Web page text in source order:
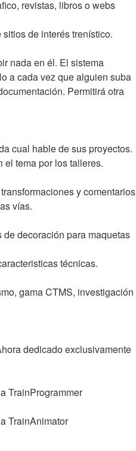
revistas, libros o webs
de interés trenístico.
nada en él. El sistema
a cada vez que alguien suba
Permitirá otra
cual hable de sus proyectos.
tema por los talleres.
y comentarios
vías.
decoración para maquetas
técnicas.
gama CTMS, investigación
dedicado exclusivamente
TrainProgrammer
TrainAnimator